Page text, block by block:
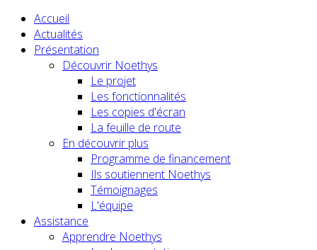
Accueil
Actualités
Présentation
Découvrir Noethys
Le projet
Les fonctionnalités
Les copies d'écran
La feuille de route
En découvrir plus
Programme de financement
Ils soutiennent Noethys
Témoignages
L'équipe
Assistance
Apprendre Noethys